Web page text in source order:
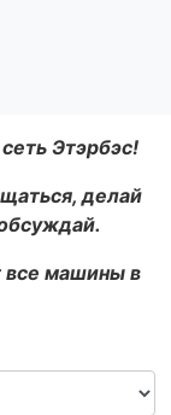
Этэрбэс!
делай
все машины в